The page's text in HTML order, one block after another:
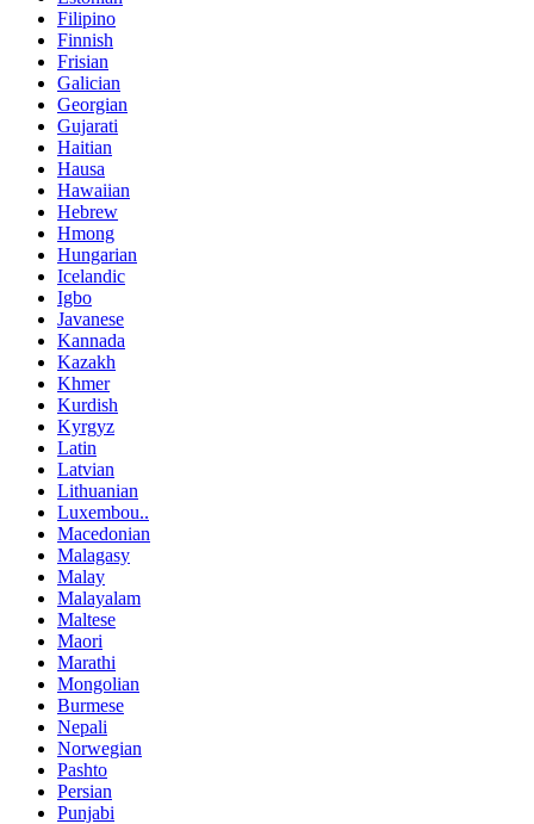
Filipino
Finnish
Frisian
Galician
Georgian
Gujarati
Haitian
Hausa
Hawaiian
Hebrew
Hmong
Hungarian
Icelandic
Igbo
Javanese
Kannada
Kazakh
Khmer
Kurdish
Kyrgyz
Latin
Latvian
Lithuanian
Luxembou..
Macedonian
Malagasy
Malay
Malayalam
Maltese
Maori
Marathi
Mongolian
Burmese
Nepali
Norwegian
Pashto
Persian
Punjabi